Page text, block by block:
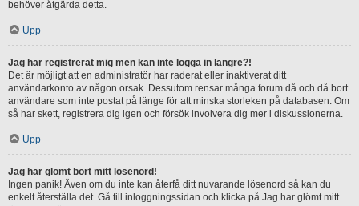
behöver åtgärda detta.
Upp
Jag har registrerat mig men kan inte logga in längre?!
Det är möjligt att en administratör har raderat eller inaktiverat ditt
användarkonto av någon orsak. Dessutom rensar många forum då och då bort
användare som inte postat på länge för att minska storleken på databasen. Om
så har skett, registrera dig igen och försök involvera dig mer i diskussionerna.
Upp
Jag har glömt bort mitt lösenord!
Ingen panik! Även om du inte kan återfå ditt nuvarande lösenord så kan du
enkelt återställa det. Gå till inloggningssidan och klicka på Jag har glömt mitt